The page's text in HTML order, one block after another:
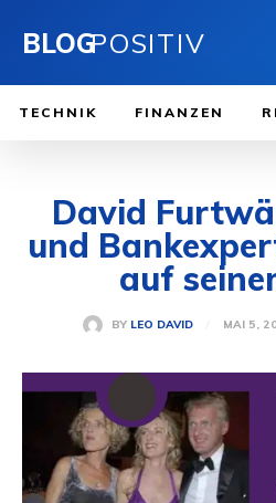
BLOGPOSITIV
TECHNIK FINANZEN
David
und
auf
BY LEO DAVID MAI 5,